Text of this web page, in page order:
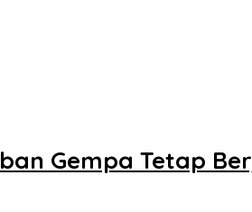
Gempa Tetap